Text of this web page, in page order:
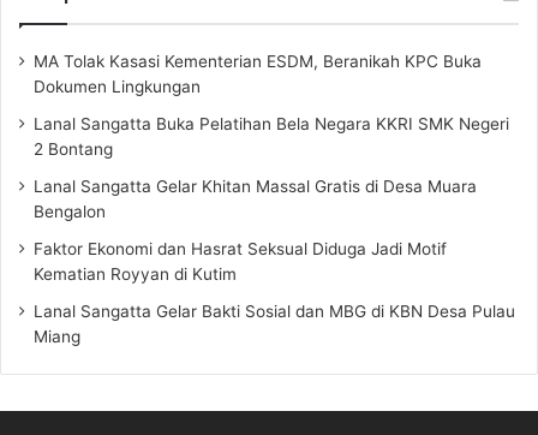
MA Tolak Kasasi Kementerian ESDM, Beranikah KPC Buka
Dokumen Lingkungan
Lanal Sangatta Buka Pelatihan Bela Negara KKRI SMK Negeri
2 Bontang
Lanal Sangatta Gelar Khitan Massal Gratis di Desa Muara
Bengalon
Faktor Ekonomi dan Hasrat Seksual Diduga Jadi Motif
Kematian Royyan di Kutim
Lanal Sangatta Gelar Bakti Sosial dan MBG di KBN Desa Pulau
Miang